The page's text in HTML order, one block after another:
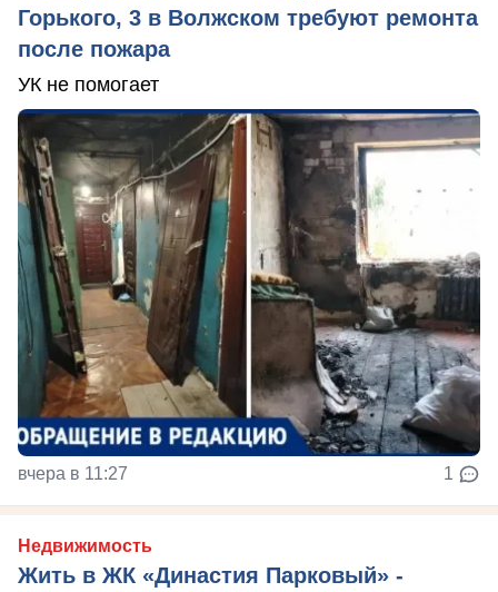
Горького, 3 в Волжском требуют ремонта
после пожара
УК не помогает
вчера в 11:27 1
Недвижимость
Жить в ЖК «Династия Парковый» -